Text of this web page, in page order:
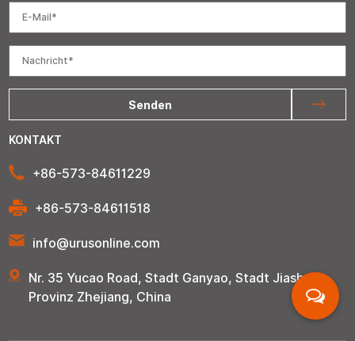
Senden
KONTAKT
+86-573-84611229
+86-573-84611518
info@urusonline.com
Nr. 35 Yucao Road, Stadt Ganyao, Stadt Jiashan,
Provinz Zhejiang, China